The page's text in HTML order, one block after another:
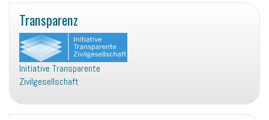
Transparenz
Initiative Transparente
Zivilgesellschaft